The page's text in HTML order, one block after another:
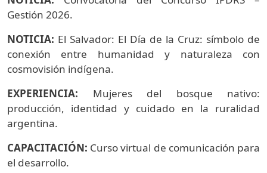
Gestión 2026.
NOTICIA: El Salvador: El Día de la Cruz: símbolo de
conexión entre humanidad y naturaleza con
cosmovisión indígena.
EXPERIENCIA: Mujeres del bosque nativo:
producción, identidad y cuidado en la ruralidad
argentina.
CAPACITACIÓN: Curso virtual de comunicación para
el desarrollo.